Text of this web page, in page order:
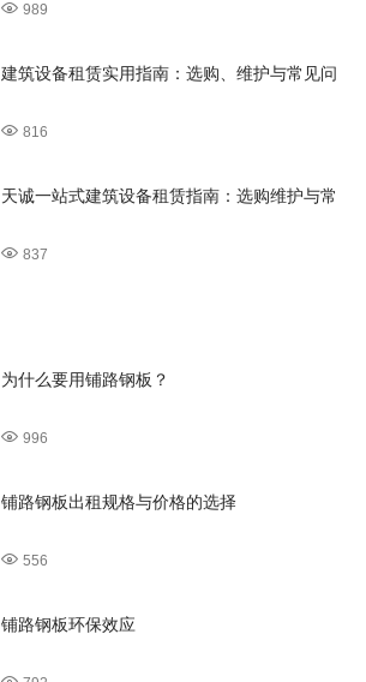
989
建筑设备租赁实用指南：选购、维护与常见问
816
天诚一站式建筑设备租赁指南：选购维护与常
837
为什么要用铺路钢板？
996
铺路钢板出租规格与价格的选择
556
铺路钢板环保效应